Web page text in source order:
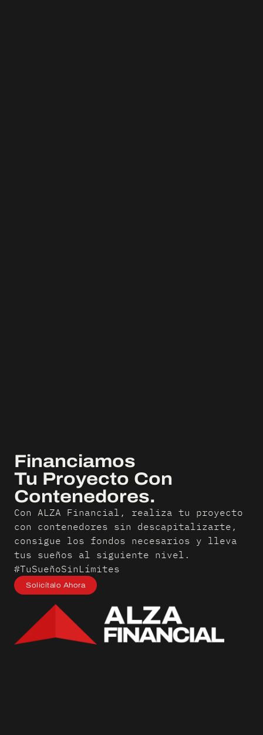
Financiamos
Tu Proyecto Con
Contenedores.
Con ALZA Financial, realiza tu proyecto
con contenedores sin descapitalizarte,
consigue los fondos necesarios y lleva
tus sueños al siguiente nivel.
#TuSueñoSinLímites
Solicítalo Ahora